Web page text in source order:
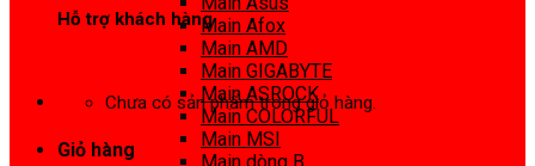
Hỗ trợ khách hàng
Chưa có sản phẩm trong giỏ hàng.
Giỏ hàng
Main Afox
Main AMD
Main GIGABYTE
Main ASROCK
Main COLORFUL
Main MSI